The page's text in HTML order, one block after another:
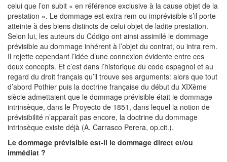
celui que l’on subit « en référence exclusive à la cause objet de la
prestation ». Le dommage est extra rem ou imprévisible s’il porte
atteinte à des biens distincts de celui objet de ladite prestation.
Selon lui, les auteurs du Código ont ainsi assimilé le dommage
prévisible au dommage inhérent à l’objet du contrat, ou intra rem.
Il rejette cependant l’idée d’une connexion évidente entre ces
deux concepts. Et c’est dans l’historique du code espagnol et au
regard du droit français qu’il trouve ses arguments: alors que tout
d’abord Pothier puis la doctrine française du début du XIXème
siècle admettaient que le dommage prévisible était le dommage
intrinsèque, dans le Proyecto de 1851, dans lequel la notion de
prévisibilité n’apparaît pas encore, la doctrine du dommage
intrinsèque existe déjà (A. Carrasco Perera, op.cit.).
Le dommage prévisible est-il le dommage direct et/ou
immédiat ?